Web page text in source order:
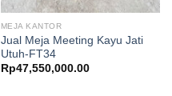
MEJA KANTOR
Jual Meja Meeting Kayu Jati
Utuh-FT34
Rp47,550,000.00